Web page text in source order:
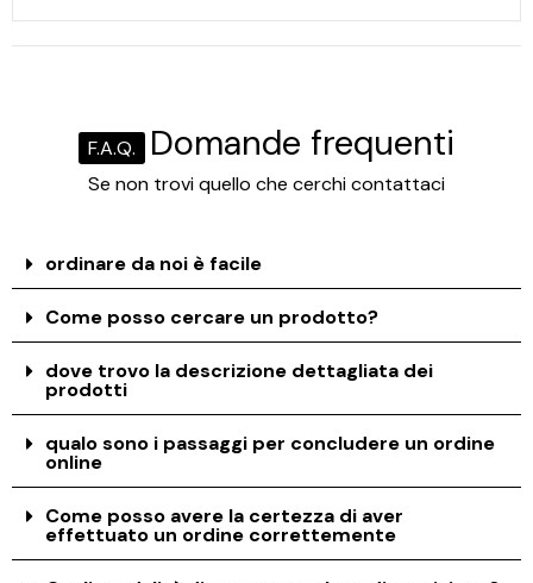
F.A.Q. Domande frequenti
Se non trovi quello che cerchi contattaci
ordinare da noi è facile
Come posso cercare un prodotto?
dove trovo la descrizione dettagliata dei
prodotti
qualo sono i passaggi per concludere un ordine
online
Come posso avere la certezza di aver
effettuato un ordine correttemente